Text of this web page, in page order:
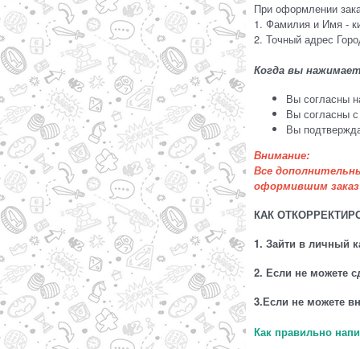
При оформлении
1. Фамилия и Имя -
2. Точный адрес
Когда вы
Вы согласны
Вы согласны
Вы
Внимание:
Все
оформившим заказ
КАК
1. Зайти в личный
2. Если не можете
3.Если не можете
Как правильно